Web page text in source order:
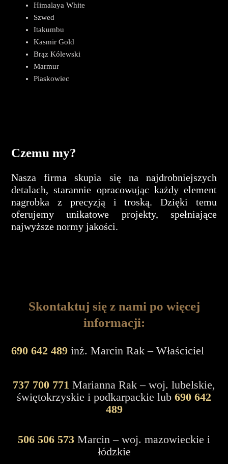
Himalaya White
Szwed
Itakumbu
Kasmir Gold
Brąz Kólewski
Marmur
Piaskowiec
Czemu my?
Nasza firma skupia się na najdrobniejszych
detalach, starannie opracowując każdy element
nagrobka z precyzją i troską. Dzięki temu
oferujemy unikatowe projekty, spełniające
najwyższe normy jakości.
Skontaktuj się z nami po więcej
informacji:
690 642 489inż. Marcin Rak – Właściciel
737 700 771 Marianna Rak – woj. lubelskie,
świętokrzyskie i podkarpackie lub 690 642
489
506 506 573 Marcin – woj. mazowieckie i
łódzkie